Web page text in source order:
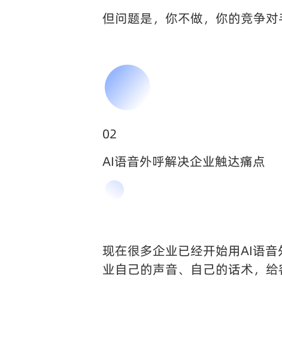
但问题是，你不做，你的竞争对
02
AI语音外呼解决企业触达痛点
现在很多企业已经开始用AI语
业自己的声音、自己的话术，